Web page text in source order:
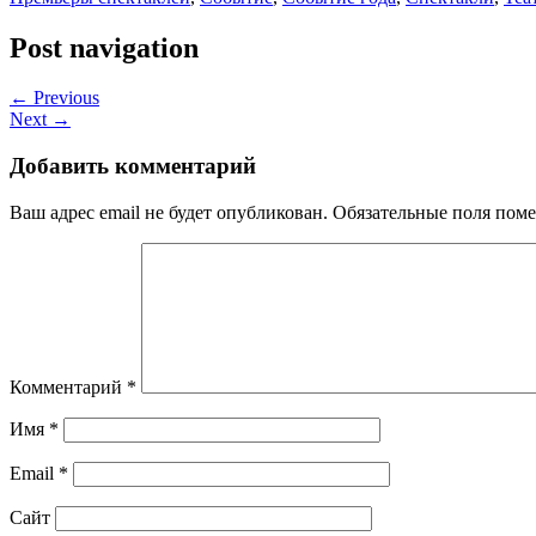
Post navigation
← Previous
Next →
Добавить комментарий
Ваш адрес email не будет опубликован. Обязательные поля
Комментарий *
Имя *
Email *
Сайт